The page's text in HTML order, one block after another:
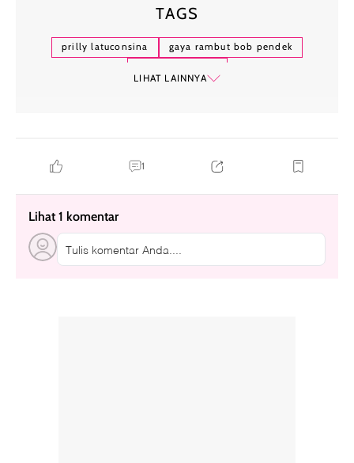
TAGS
prilly latuconsina
gaya rambut bob pendek
LIHAT LAINNYA
1
Lihat 1 komentar
Tulis komentar Anda....